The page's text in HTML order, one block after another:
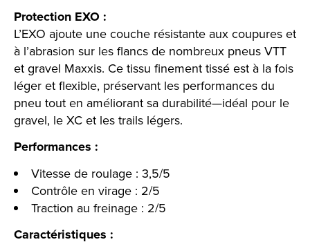
Protection EXO :
L’EXO ajoute une couche résistante aux coupures et
à l’abrasion sur les flancs de nombreux pneus VTT
et gravel Maxxis. Ce tissu finement tissé est à la fois
léger et flexible, préservant les performances du
pneu tout en améliorant sa durabilité—idéal pour le
gravel, le XC et les trails légers.
Performances :
Vitesse de roulage : 3,5/5
Contrôle en virage : 2/5
Traction au freinage : 2/5
Caractéristiques :